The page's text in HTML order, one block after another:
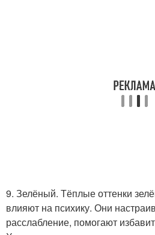
9. Зелёный. Тёплые оттенки
влияют на психику. Они
расслабление, помогают